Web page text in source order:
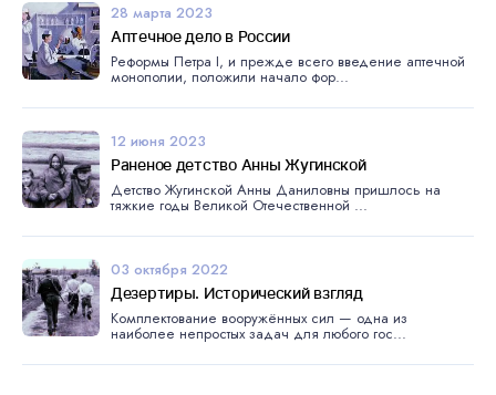
28 марта 2023
Аптечное дело в России
Реформы Петра I, и прежде всего введение аптечной
монополии, положили начало фор...
12 июня 2023
Раненое детство Анны Жугинской
Детство Жугинской Анны Даниловны пришлось на
тяжкие годы Великой Отечественной ...
03 октября 2022
Дезертиры. Исторический взгляд
Комплектование вооружённых сил — одна из
наиболее непростых задач для любого гос...